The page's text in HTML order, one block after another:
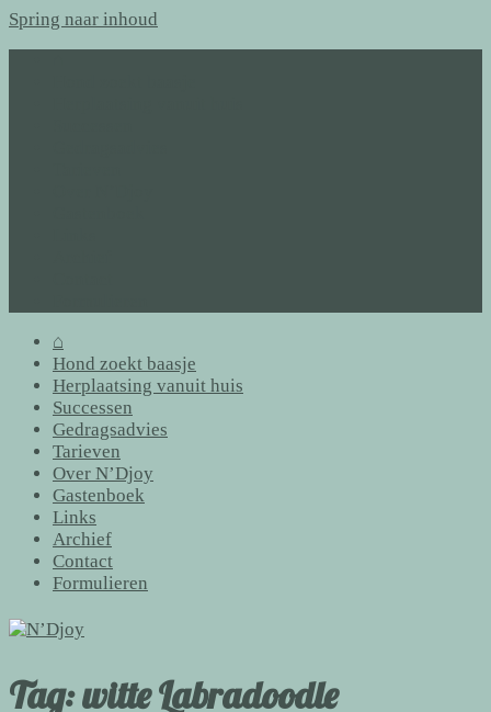
Spring naar inhoud
⌂
Hond zoekt baasje
Herplaatsing vanuit huis
Successen
Gedragsadvies
Tarieven
Over N’Djoy
Gastenboek
Links
Archief
Contact
Formulieren
Tag:witte Labradoodle